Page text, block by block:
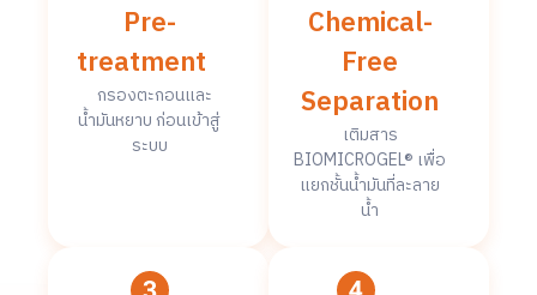
Pre-
treatment
กรองตะกอนและ
น้ำมันหยาบ ก่อนเข้าสู่
ระบบ
Chemical-
Free
Separation
เติมสาร
BIOMICROGEL® เพื่อ
แยกชั้นน้ำมันที่ละลาย
น้ำ